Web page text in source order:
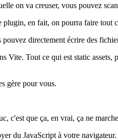
on va creuser, vous pouvez
en fait, on pourra faire tout
directement écrire des
Vite. Tout ce qui est static
gère pour vous.
c'est que ça, en vrai, ça ne
du JavaScript à votre navigateur.